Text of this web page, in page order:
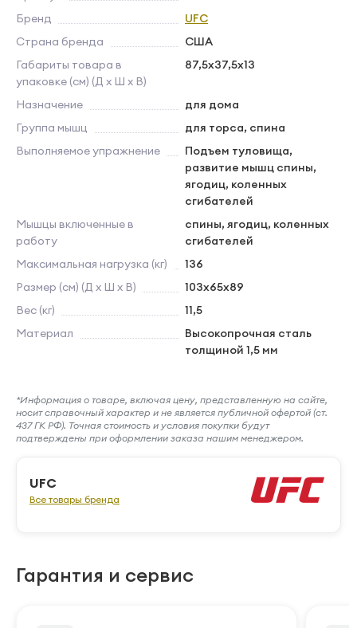
Бренд
UFC
Страна бренда
США
Габариты товара в
упаковке (см) (Д х Ш х В)
87,5х37,5х13
Назначение
для дома
Группа мышц
для торса, спина
Выполняемое упражнение
Подъем туловища,
развитие мышц спины,
ягодиц, коленных
сгибателей
Мышцы включенные в
работу
спины, ягодиц, коленных
сгибателей
Максимальная нагрузка (кг)
136
Размер (см) (Д х Ш х В)
103х65х89
Вес (кг)
11,5
Материал
Высокопрочная сталь
толщиной 1,5 мм
*Информация о товаре, включая цену, представленную на сайте,
носит справочный характер и не является публичной офертой (ст.
437 ГК РФ). Точная стоимость и условия покупки будут
подтверждены при оформлении заказа нашим менеджером.
UFC
Все товары бренда
Гарантия и сервис